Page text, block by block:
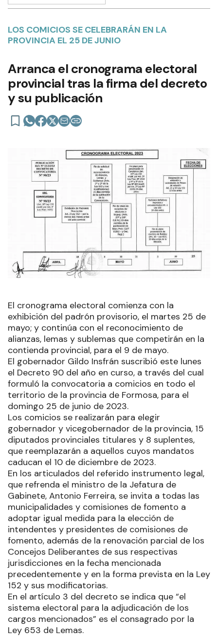
LOS COMICIOS SE CELEBRARÁN EN LA
PROVINCIA EL 25 DE JUNIO
Arranca el cronograma electoral
provincial tras la firma del decreto
y su publicación
El cronograma electoral comienza con la
exhibición del padrón provisorio, el martes 25 de
mayo; y continúa con el reconocimiento de
alianzas, lemas y sublemas que competirán en la
contienda provincial, para el 9 de mayo.
El gobernador Gildo Insfrán suscribió este lunes
el Decreto 90 del año en curso, a través del cual
formuló la convocatoria a comicios en todo el
territorio de la provincia de Formosa, para el
domingo 25 de junio de 2023.
Los comicios se realizarán para elegir
gobernador y vicegobernador de la provincia, 15
diputados provinciales titulares y 8 suplentes,
que reemplazarán a aquellos cuyos mandatos
caducan el 10 de diciembre de 2023.
En los articulados del referido instrumento legal,
que refrenda el ministro de la Jefatura de
Gabinete, Antonio Ferreira, se invita a todas las
municipalidades y comisiones de fomento a
adoptar igual medida para la elección de
intendentes y presidentes de comisiones de
fomento, además de la renovación parcial de los
Concejos Deliberantes de sus respectivas
jurisdicciones en la fecha mencionada
precedentemente y en la forma prevista en la Ley
152 y sus modificatorias.
En el artículo 3 del decreto se indica que “el
sistema electoral para la adjudicación de los
cargos mencionados” es el consagrado por la
Ley 653 de Lemas.